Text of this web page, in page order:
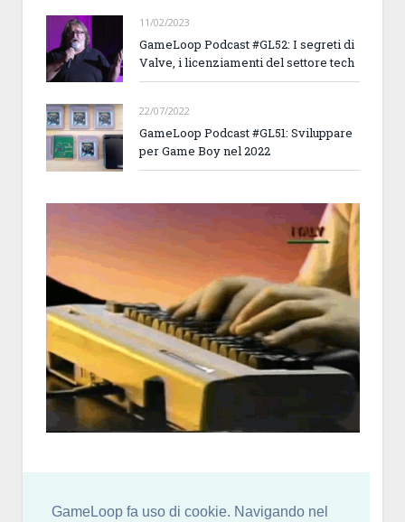
GameLoop fa uso di cookie. Navigando nel
11/02/2023
GameLoop Podcast #GL52: I segreti di
Valve, i licenziamenti del settore tech
22/07/2022
GameLoop Podcast #GL51: Sviluppare
per Game Boy nel 2022